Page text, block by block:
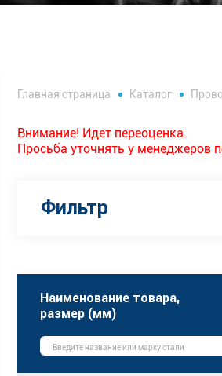
Главная страница Каталог
Внимание! Идет переоценка.
Просьба уточнять у менеджеров
Фильтр
Наименование товара,
размер (мм)